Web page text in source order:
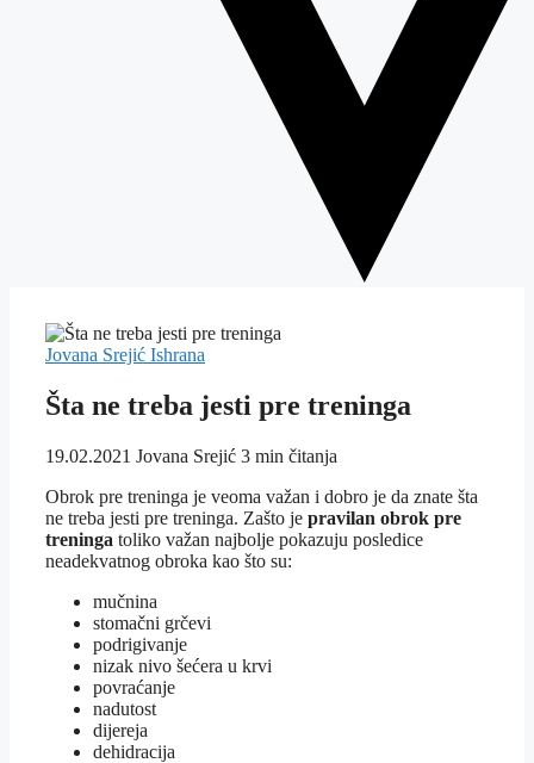
Jovana Srejić Ishrana
Šta ne treba jesti pre treninga
19.02.2021 Jovana Srejić 3 min čitanja
Obrok pre treninga je veoma važan i dobro je da znate šta
ne treba jesti pre treninga. Zašto je pravilan obrok pre
treninga toliko važan najbolje pokazuju posledice
neadekvatnog obroka kao što su:
mučnina
stomačni grčevi
podrigivanje
nizak nivo šećera u krvi
povraćanje
nadutost
dijereja
dehidracija